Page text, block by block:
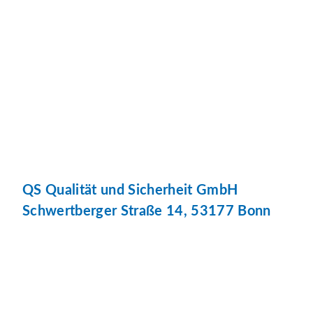
QS Qualität und Sicherheit GmbH
Schwertberger Straße 14, 53177 Bonn